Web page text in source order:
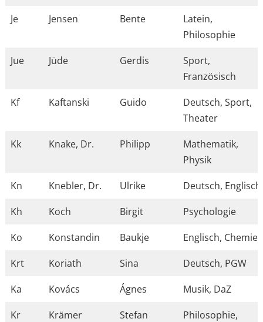
Je
Jensen Bente
Latein,
Philosophie
Jue
Jüde Gerdis
Sport,
Französisch
Kf
Kaftanski Guido
Deutsch, Sport,
Theater
Kk
Knake, Dr. Philipp
Mathematik,
Physik
Kn
Knebler, Dr. Ulrike
Deutsch, Englisch
Kh
Koch Birgit
Psychologie
Ko
Konstandin Baukje
Englisch, Chemie
Krt
Koriath Sina
Deutsch, PGW
Ka
Kovács Ágnes
Musik, DaZ
Kr
Krämer Stefan
Philosophie,